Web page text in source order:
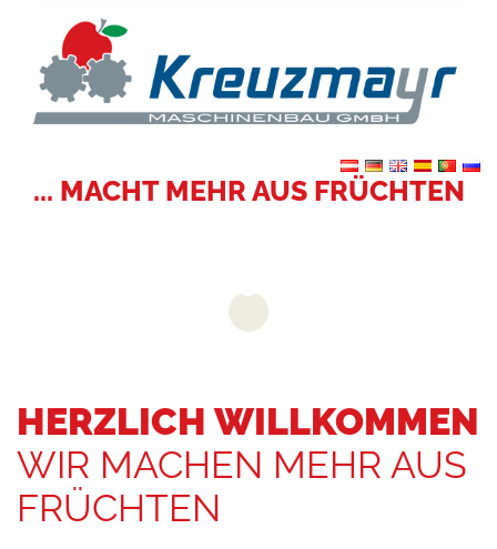
... MACHT MEHR AUS FRÜCHTEN
HERZLICH WILLKOMMEN
WIR MACHEN MEHR AUS
FRÜCHTEN